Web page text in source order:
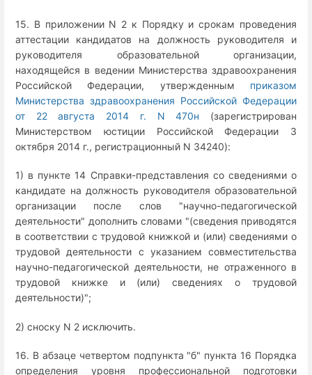
15. В приложении N 2 к Порядку и срокам проведения
аттестации кандидатов на должность руководителя и
руководителя образовательной организации,
находящейся в ведении Министерства здравоохранения
Российской Федерации, утвержденным приказом
Министерства здравоохранения Российской Федерации
от 22 августа 2014 г. N 470н (зарегистрирован
Министерством юстиции Российской Федерации 3
октября 2014 г., регистрационный N 34240):
1) в пункте 14 Справки-представления со сведениями о
кандидате на должность руководителя образовательной
организации после слов "научно-педагогической
деятельности" дополнить словами "(сведения приводятся
в соответствии с трудовой книжкой и (или) сведениями о
трудовой деятельности с указанием совместительства
научно-педагогической деятельности, не отраженного в
трудовой книжке и (или) сведениях о трудовой
деятельности)";
2) сноску N 2 исключить.
16. В абзаце четвертом подпункта "б" пункта 16 Порядка
определения уровня профессиональной подготовки